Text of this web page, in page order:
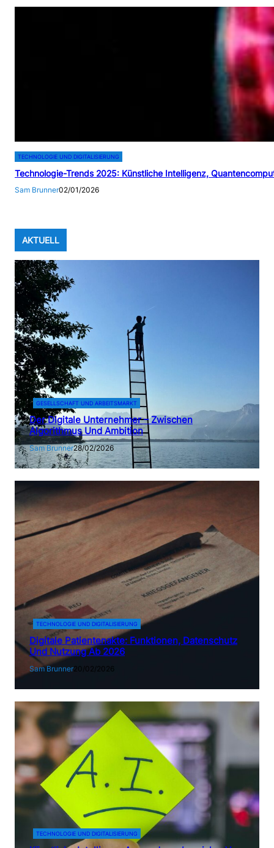
TECHNOLOGIE UND DIGITALISIERUNG
Technologie-Trends 2025: Künstliche Intelligenz,
Sam Brunner02/01/2026
AKTUELL
GESELLSCHAFT UND ARBEITSMARKT
Der Digitale Unternehmer – Zwischen
Algorithmus Und Ambition
Sam Brunner28/02/2026
TECHNOLOGIE UND DIGITALISIERUNG
Digitale Patientenakte: Funktionen, Datenschutz
Und Nutzung Ab 2026
Sam Brunner20/02/2026
TECHNOLOGIE UND DIGITALISIERUNG